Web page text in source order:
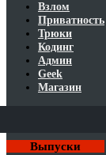
Взлом
Приватность
Трюки
Кодинг
Админ
Geek
Магазин
Выпуски